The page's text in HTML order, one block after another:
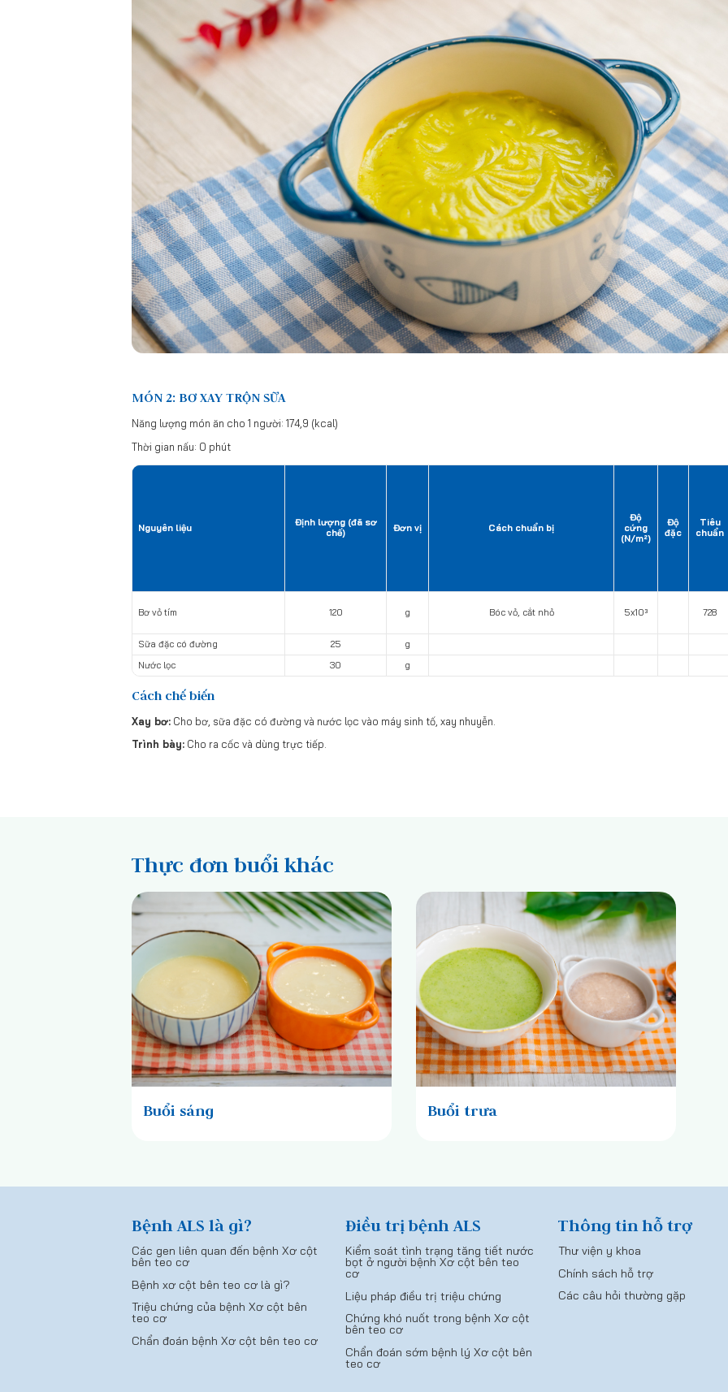
MÓN 2: BƠ XAY TRỘN SỮA
Năng lượng món ăn cho 1 người: 174,9 (kcal)
Thời gian nấu: 0 phút
Nguyên liệu
Định lượng (đã sơ
chế)
Đơn vị Cách chuẩn bị
Độ
cứng
(N/m²)
Độ
đặc
Tiêu
chuẩn
Bơ vỏ tím 120 g Bóc vỏ, cắt nhỏ 5x10³ 728
Sữa đặc có đường 25
g
Nước lọc
30 g
Cách chế biến
Xay bơ: Cho bơ, sữa đặc có đường và nước lọc vào máy sinh tố, xay nhuyễn.
Trình bày: Cho ra cốc và dùng trực tiếp.
Thực đơn buổi khác
Buổi sáng Buổi trưa
Bệnh ALS là gì?
Các gen liên quan đến bệnh Xơ cột
bên teo cơ
Bệnh xơ cột bên teo cơ là gì?
Triệu chứng của bệnh Xơ cột bên
teo cơ
Chẩn đoán bệnh Xơ cột bên teo cơ
Điều trị bệnh ALS
Kiểm soát tình trạng tăng tiết nước
bọt ở người bệnh Xơ cột bên teo
cơ
Liệu pháp điều trị triệu chứng
Chứng khó nuốt trong bệnh Xơ cột
bên teo cơ
Chẩn đoán sớm bệnh lý Xơ cột bên
teo cơ
Thông tin hỗ trợ
Thư viện y khoa
Chính sách hỗ trợ
Các câu hỏi thường gặp